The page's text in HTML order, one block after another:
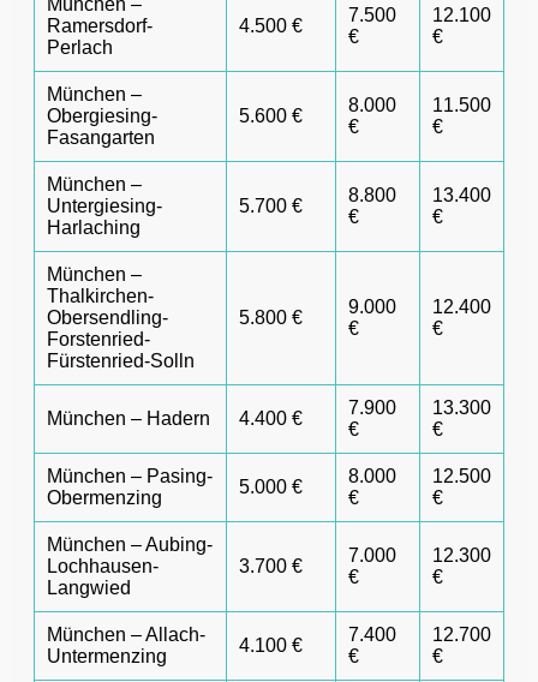
Ramersdorf-
Perlach
4.500 €
7.500
€
12.100
€
München –
Obergiesing-
Fasangarten
5.600 €
8.000
€
11.500
€
München –
Untergiesing-
Harlaching
5.700 €
8.800
€
13.400
€
München –
Thalkirchen-
Obersendling-
Forstenried-
Fürstenried-Solln
5.800 €
9.000
€
12.400
€
München – Hadern 4.400 €
7.900
€
13.300
€
München – Pasing-
Obermenzing
5.000 €
8.000
€
12.500
€
München – Aubing-
Lochhausen-
Langwied
3.700 €
7.000
€
12.300
€
München – Allach-
Untermenzing
4.100 €
7.400
€
12.700
€